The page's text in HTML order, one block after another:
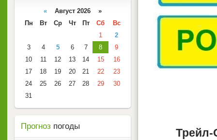
Трейл-
« Август 2026 »
Пн
Вт Ср Чт Пт Сб
Вс
1
2
3
4 5 6 7 8
9
10
11 12 13 14 15
16
17
18 19 20 21 22
23
24
25 26 27 28 29
30
31
Прогноз погоды